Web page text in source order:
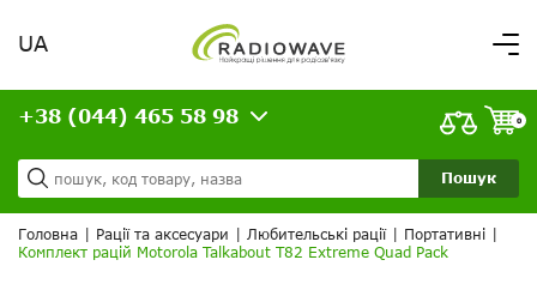
Вітаємо,
увійдіть в особистий кабінет
Доставка та оплата
Кредит
Статті
ВАШЕ ЗАМОВЛЕННЯ
UA
Пошук
+38 (044) 465 58 98 0
Головна Рації та аксесуари Любительські рації Портативні
Комплект рацій Motorola Talkabout T82 Extreme Quad Pack